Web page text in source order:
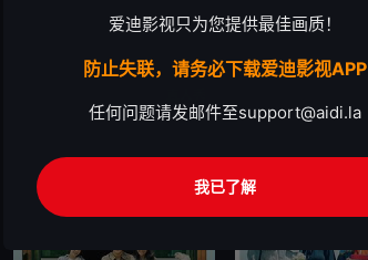
爱迪影视只为您提供最佳画质！
防止失联，请务必下载爱迪影视APP
任何问题请发邮件至support@aidi.la
我已了解